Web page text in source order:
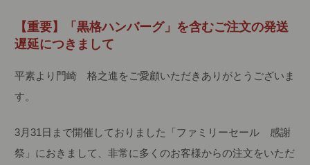
【重要】「黒格ハンバーグ」を含むご注文の発送
遅延につきまして
平素より門崎 格之進をご愛顧いただきありがとうございま
す。
3月31日まで開催しておりました「ファミリーセール 感謝
祭」におきまして、非常に多くのお客様からの注文をいただ